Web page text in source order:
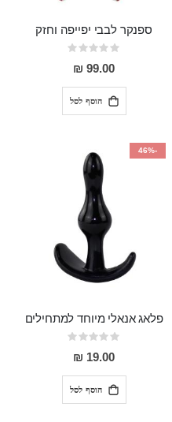
ספנקר לבבי יפייפה וחזק
Rating:
0%
99.00 ₪
הוסף לסל
-46%
פלאג אנאלי מיוחד למתחילים
Rating:
0%
19.00 ₪
הוסף לסל